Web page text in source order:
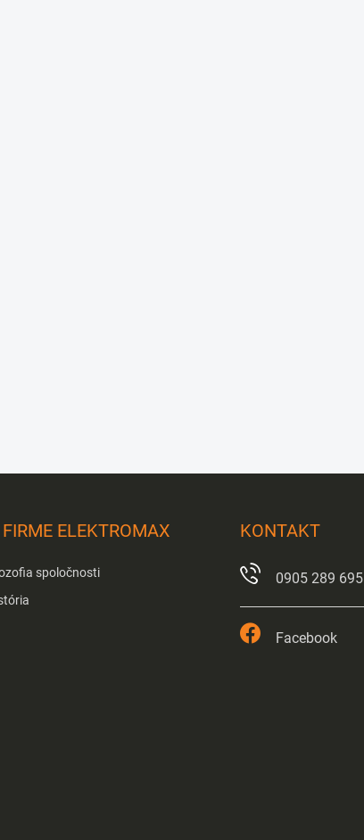
ELEKTROMAX
spoločnosti
KONTAKT
0905 289 695
Facebook